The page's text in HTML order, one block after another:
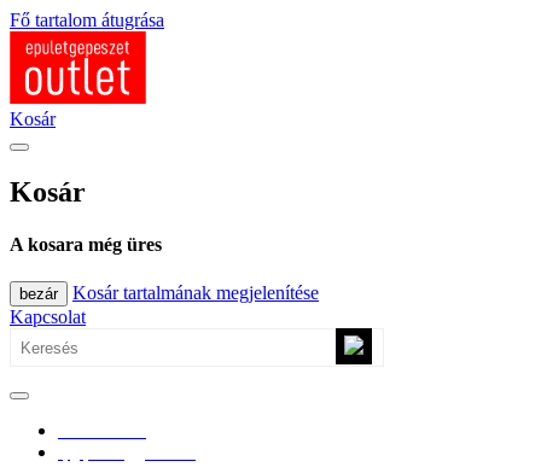
Fő tartalom átugrása
Kosár
Kosár
A kosara még üres
bezár
Kosár tartalmának megjelenítése
Kapcsolat